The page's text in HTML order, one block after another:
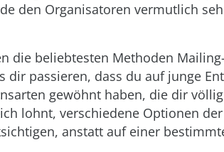
den Organisatoren vermutlich
die beliebtesten Methoden
dir passieren, dass du auf junge
gewöhnt haben, die dir
lohnt, verschiedene Optionen der
anstatt auf einer